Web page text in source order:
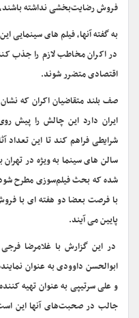
فروش رضایت‌بخشی نداشته
به گفته آنها، فیلم های سینمایی
در اکران مخاطب لازم را جذب
اقتصادی متضرر شوند.
صف بلند متقاضیان اکران که
ایران دارد این چالش را پیش
شرایطی فراهم کند تا این تعداد
سالن های سینما به ویژه در
شده که بحث فیلم‌سوزی مطرح
با فرصت بعضا دو هفته ای با
پایین می آیند.
در این گزارش با غلامرضا
ابوالحسن داوودی به عنوان
و علی سرتیپی به عنوان تهیه
جالب در صحبت‌های آنها این